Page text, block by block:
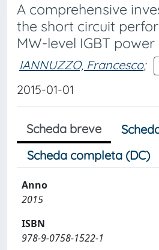
A comprehensive
the short circuit
MW-level IGBT
IANNUZZO, Francesco;
2015-01-01
Scheda breve
Scheda completa (DC)
Anno
2015
ISBN
978-9-0758-1522-1